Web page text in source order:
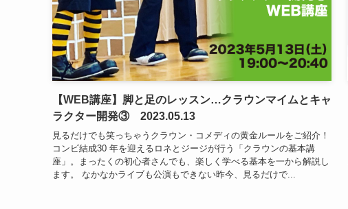
【WEB講座】脚と足のレッスン…クラウンマイムとキャ
ラクター開発③ 2023.05.13
見るだけでも笑っちゃうクラウン・コメディの黄金ルールをご紹介！
コンビ結成30 年を迎えるロネとジージが行う「クラウンの基本講
座」。まったくの初心者さんでも、楽しく学べる基本を一から解説し
ます。 なかなかライブも公演もできない昨今、見るだけで...